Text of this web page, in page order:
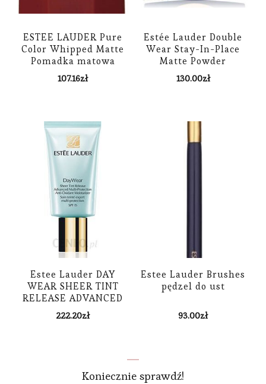
ESTEE LAUDER Pure
Color Whipped Matte
Pomadka matowa
SHOCK ME
107.16zł
Estée Lauder Double
Wear Stay-In-Place
Matte Powder
Foundation Podkład W
Pudrze Spf 10 Odcień
130.00zł
Estee Lauder DAY
WEAR SHEER TINT
RELEASE ADVANCED
MULTI-ProtectION
ANTI-OXIDANT
koloryzujący
222.20zł
Estee Lauder Brushes
pędzel do ust
93.00zł
Koniecznie sprawdź!